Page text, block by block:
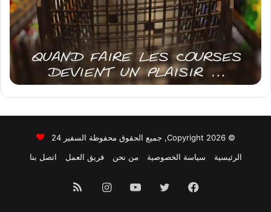
© Copyright 2026, جميع الحقوق محفوظة السفير 24
الرئيسية
سياسة الخصوصية من نحن فريق العمل اتصل بنا
فيسبوك تويتر يوتيوبانستقرامملخص